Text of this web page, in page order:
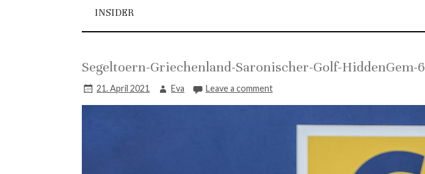
INSIDER
Segeltoern-Griechenland-Saronischer-Golf-HiddenGem-6
21. April 2021 Eva Leave a comment